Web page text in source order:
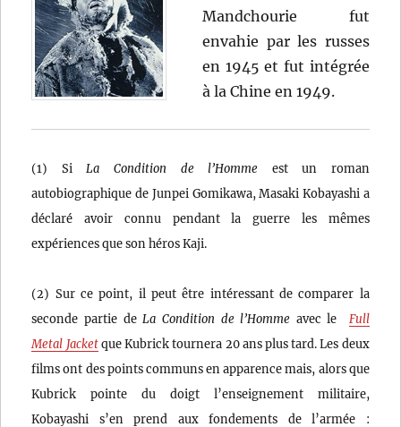
Mandchourie fut
envahie par les russes
en 1945 et fut intégrée
à la Chine en 1949.
(1) Si La Condition de l’Homme est un roman
autobiographique de Junpei Gomikawa, Masaki Kobayashi a
déclaré avoir connu pendant la guerre les mêmes
expériences que son héros Kaji.
(2) Sur ce point, il peut être intéressant de comparer la
seconde partie de La Condition de l’Homme avec le Full
Metal Jacketque Kubrick tournera 20 ans plus tard. Les deux
films ont des points communs en apparence mais, alors que
Kubrick pointe du doigt l’enseignement militaire,
Kobayashi s’en prend aux fondements de l’armée :